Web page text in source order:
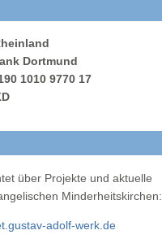
Dortmund
1010 9770 17
über Projekte und aktuelle
Minderheitskirchen:
adolf-werk.de